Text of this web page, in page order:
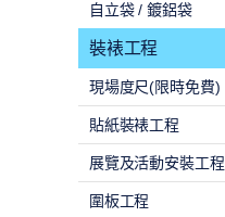
自立袋 / 鍍鋁袋
裝裱工程
現場度尺(限時免費)
貼紙裝裱工程
展覽及活動安裝工程
圍板工程